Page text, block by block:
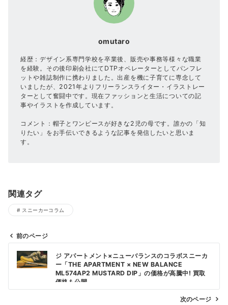
omutaro
経歴：デザイン系専門学校を卒業後、販売や事務等様々な職業
を経験。その後印刷会社にてDTPオペレーターとしてパンフレ
ットや雑誌制作に携わりました。出産を機に子育てに専念して
いましたが、2021年よりフリーランスライター・イラストレー
ターとして奮闘中です。現在ファッションと生活についての記
事やイラストを作成しています。
コメント：帽子とワンピースが好きな2児の母です。誰かの「知
りたい」をお手伝いできるような記事を発信したいと思いま
す。
関連タグ
スニーカーコラム
投
稿
ビ
前のページ
ジ アパートメント×ニューバランスのコラボスニーカ
ー「THE APARTMENT × NEW BALANCE
ML574AP2 MUSTARD DIP」の価格が高騰中! 買取
価格も公開
次のページ